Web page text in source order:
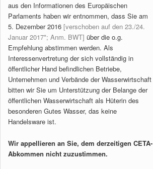
aus den Informationen des Europäischen
Parlaments haben wir entnommen, dass Sie am
5. Dezember 2016 [verschoben auf den 23./24.
Januar 2017*; Anm. BWT] über die o.g.
Empfehlung abstimmen werden. Als
Interessenvertretung der sich vollständig in
öffentlicher Hand befindlichen Betriebe,
Unternehmen und Verbände der Wasserwirtschaft
bitten wir Sie um Unterstützung der Belange der
öffentlichen Wasserwirtschaft als Hüterin des
besonderen Gutes Wasser, das keine
Handelsware ist.
Wir appellieren an Sie, dem derzeitigen CETA-
Abkommen nicht zuzustimmen.